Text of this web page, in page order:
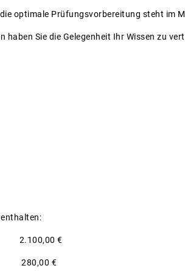
optimale Prüfungsvorbereitung steht im
haben Sie die Gelegenheit Ihr Wissen zu
2.100,00 €
280,00 €